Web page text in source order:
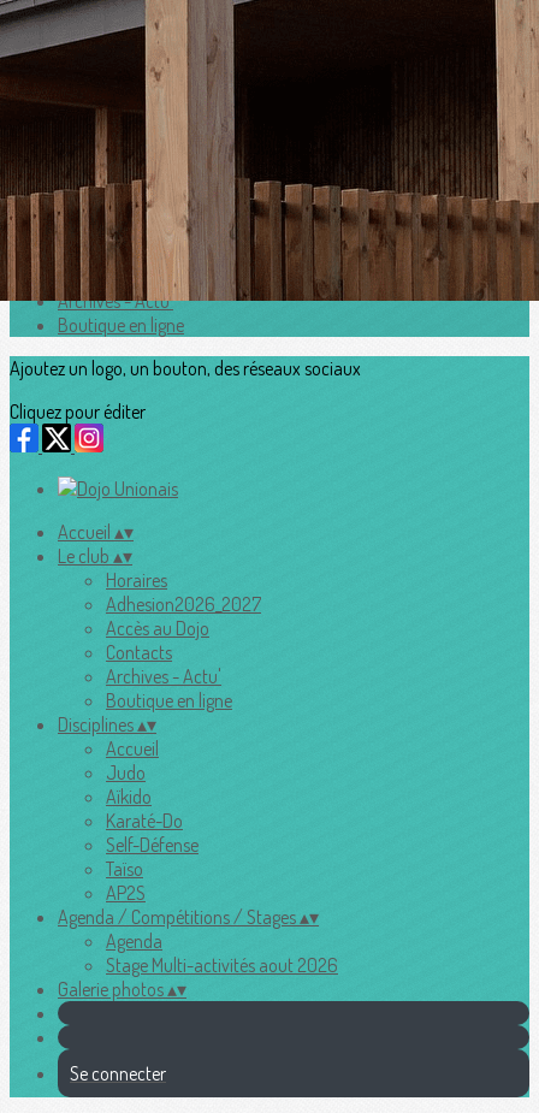
Exporter les lignes sélectionnées
Exporter toutes les colonnes
Exporter uniquement les colonnes affichées
>
Horaires
Adhesion2026_2027
Accès au Dojo
Contacts
Archives - Actu'
Boutique en ligne
Ajoutez un logo, un bouton, des réseaux sociaux
Cliquez pour éditer
Accueil ▴▾
Le club ▴▾
Horaires
Adhesion2026_2027
Accès au Dojo
Contacts
Archives - Actu'
Boutique en ligne
Disciplines▴▾
Accueil
Judo
Aïkido
Karaté-Do
Self-Défense
Taïso
AP2S
Agenda / Compétitions / Stages▴▾
Agenda
Stage Multi-activités aout 2026
Galerie photos▴▾
Se connecter